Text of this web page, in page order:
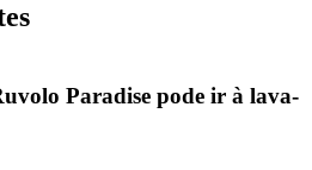
Paradise pode ir à lava-